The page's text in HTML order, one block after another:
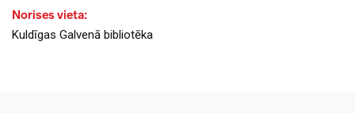
Norises vieta:
Kuldīgas Galvenā bibliotēka